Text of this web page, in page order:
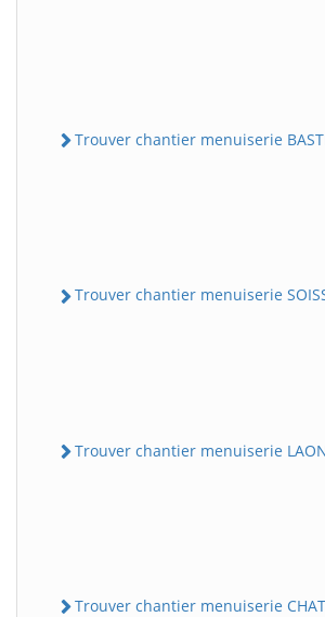
Trouver chantier menuiserie
Trouver chantier menuiserie
Trouver chantier menuiserie
Trouver chantier menuiserie